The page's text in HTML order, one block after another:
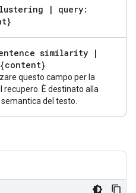
|
query:
similarity
|
questo campo per la
recupero. È destinato alla
del testo.